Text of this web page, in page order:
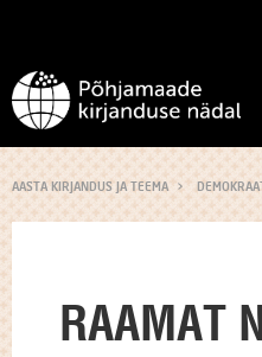
AASTA KIRJANDUS JA TEEMA
RAAMAT